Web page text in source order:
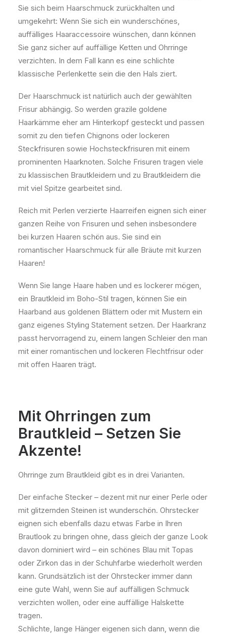
Sie sich beim Haarschmuck zurückhalten und
umgekehrt: Wenn Sie sich ein wunderschönes,
auffälliges Haaraccessoire wünschen, dann können
Sie ganz sicher auf auffällige Ketten und Ohrringe
verzichten. In dem Fall kann es eine schlichte
klassische Perlenkette sein die den Hals ziert.
Der Haarschmuck ist natürlich auch der gewählten
Frisur abhängig. So werden grazile goldene
Haarkämme eher am Hinterkopf gesteckt und passen
somit zu den tiefen Chignons oder lockeren
Steckfrisuren sowie Hochsteckfrisuren mit einem
prominenten Haarknoten. Solche Frisuren tragen viele
zu klassischen Brautkleidern und zu Brautkleidern die
mit viel Spitze gearbeitet sind.
Reich mit Perlen verzierte Haarreifen eignen sich einer
ganzen Reihe von Frisuren und sehen insbesondere
bei kurzen Haaren schön aus. Sie sind ein
romantischer Haarschmuck für alle Bräute mit kurzen
Haaren!
Wenn Sie lange Haare haben und es lockerer mögen,
ein Brautkleid im Boho-Stil tragen, können Sie ein
Haarband aus goldenen Blättern oder mit Mustern ein
ganz eigenes Styling Statement setzen. Der Haarkranz
passt hervorragend zu, einem langen Schleier den man
mit einer romantischen und lockeren Flechtfrisur oder
mit offen Haaren trägt.
Mit Ohrringen zum
Brautkleid – Setzen Sie
Akzente!
Ohrringe zum Brautkleid gibt es in drei Varianten.
Der einfache Stecker – dezent mit nur einer Perle oder
mit glitzernden Steinen ist wunderschön. Ohrstecker
eignen sich ebenfalls dazu etwas Farbe in Ihren
Brautlook zu bringen ohne, dass gleich der ganze Look
davon dominiert wird – ein schönes Blau mit Topas
oder Zirkon das in der Schuhfarbe wiederholt werden
kann. Grundsätzlich ist der Ohrstecker immer dann
eine gute Wahl, wenn Sie auf auffälligen Schmuck
verzichten wollen, oder eine auffällige Halskette
tragen.
Schlichte, lange Hänger eigenen sich dann, wenn die